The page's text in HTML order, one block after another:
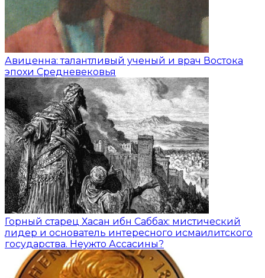
Авиценна: талантливый ученый и врач Востока
эпохи Средневековья
Горный старец Хасан ибн Саббах: мистический
лидер и основатель интересного исмаилитского
государства. Неужто Ассасины?